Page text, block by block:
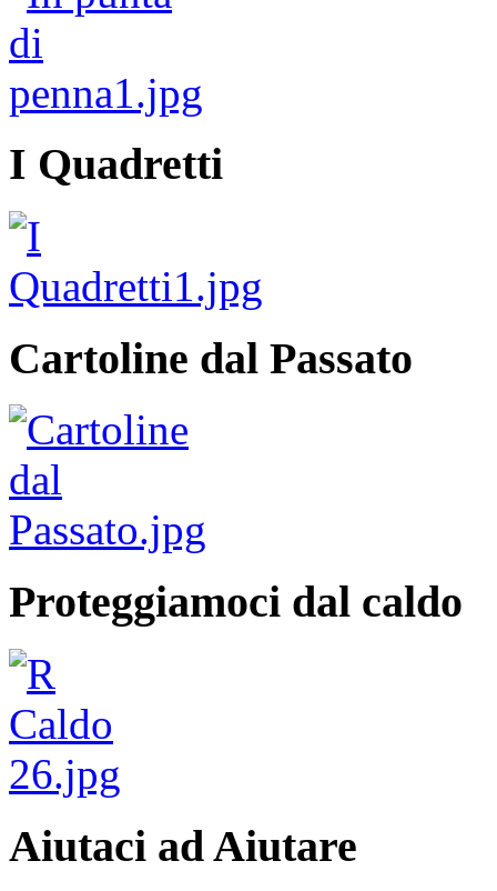
I Quadretti
Cartoline dal Passato
Proteggiamoci dal caldo
Aiutaci ad Aiutare